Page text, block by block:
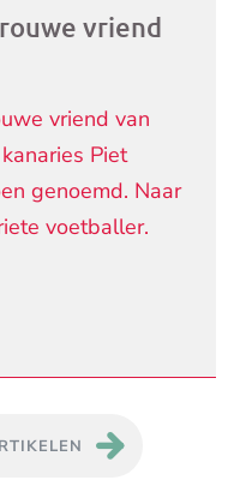
vriend
vriend van
Piet
genoemd. Naar
voetballer.